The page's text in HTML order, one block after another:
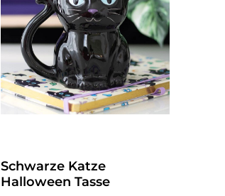
Schwarze Katze
Halloween Tasse